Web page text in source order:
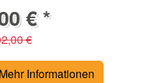
€ *
€
Mehr Informationen